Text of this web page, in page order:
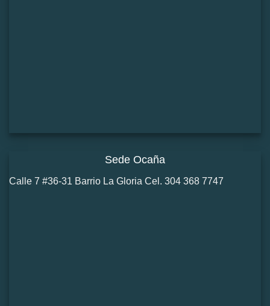
Sede Ocaña
Calle 7 #36-31 Barrio La Gloria Cel. 304 368 7747